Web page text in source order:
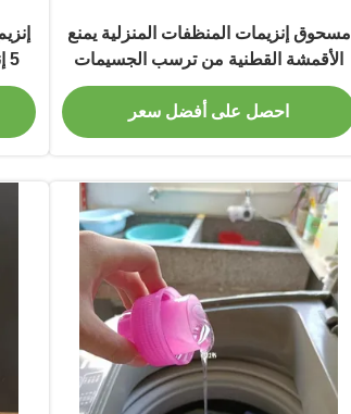
مسحوق إنزيمات المنظفات المنزلية يمنع
الأقمشة القطنية من ترسب الجسيمات
في التربة
احصل على أفضل سعر